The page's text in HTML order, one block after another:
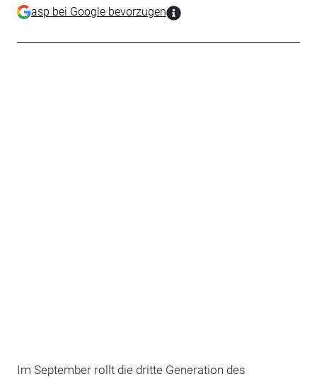
asp bei Google bevorzugen
Im September rollt die dritte Generation des